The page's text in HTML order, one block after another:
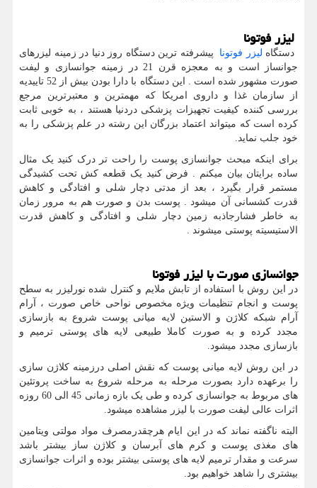
لیزر فوتونا
دستگاه لیزر فوتونا پیشرفته ترین دستگاه روز دنیا در زمینه لیزرهای
جوانساز است و به معجزه قرن 21 در زمینه جوانسازی و لیفت
صورت مشهور شده است . این دستگاه با دارا بودن بیش از 52 تاییدیه
از سازمان غذا و داروی امریکا که مهمترین و معتبرترین مرجع
بررسی کننده کیفیت تجهیزات پزشکی دردنیا هستند ، به خوبی ثابت
کرده است که میتواند اعتماد بزرگان این رشته در علم پزشکی را به
خود جلب نماید.
برای اینکه مبحث جوانسازی پوست را راحت تر درک کنید یک مثال
ساده برایتان بیان میکنم . فرض کنید یک قطعه کش تحت کشیدگی
مستمر قرار بگیرد ، بعد از مدتی دچار شلی و افتادگی و کاهش
قدرت کشسانی آن میشود . پوست بدن و صورت هم به مرور زمان
به خاطر فشارجاذبه زمین دچار شلی و افتادگی و کاهش قدرت
الاستیسیته پوستی میشوند .
جوانسازی صورت با لیزر فوتونا
در این روش با استفاده از تابش ملایم و کنترل شده نورلیزر به سطح
پوست و انجام تنظیمات ویژه مخصوص نواحی خاص صورت ، آرام
آرام شبکه کلاژن و الاستین لایه میانی پوست شروع به بازسازی
مجدد کرده و به صورت کاملا طبیعی لایه های پوستی ترمیم و
بازسازی مجدد میشود.
در این روش لایه میانی پوست که نقش اصلی درزمینه کلاژن سازی
را برعهده دارد بصورت مرحله به مرحله شروع به ساخت پروتئین
های مربوط به جوانسازی کرده و طی یک بازه زمانی 45 الی 60 روزه
اثرات عالی لیفت صورت با لیزر مشاهده میشود.
البته ناگفته نماند که در این ایام هرچقدرمصرف مواد مولتی ویتامین
های مغذی پوست و کرم های آبرسان و کلاژن ساز بیشتر باشد
سرعت و مقدار ترمیم لایه های پوستی بیشتر بوده و اثرات جوانسازی
بیشتری را شاهد خواهیم بود.